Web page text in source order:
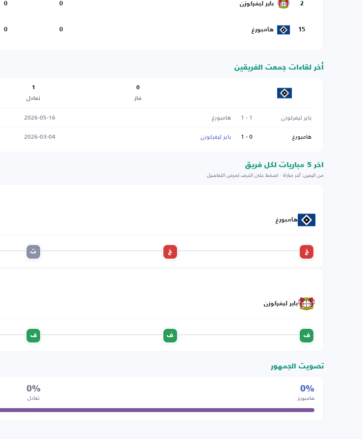
2 باير ليفركوزن 0
0
15 هامبورغ 0
0
أخر لقاءات جمعت الفريقين
0
فاز
1
تعادل
باير ليفركوزن 1 - 1 هامبورغ 2026-05-16
هامبورغ
0 - 1 باير ليفركوزن 2026-03-04
اخر 5 مباريات لكل فريق
من اليمين: آخر مباراة · اضغط على الحرف لعرض التفاصيل
هامبورغ
خ خ ت
باير ليفركوزن
ف ف ف
تصويت الجمهور
0%
هامبورغ
0%
تعادل